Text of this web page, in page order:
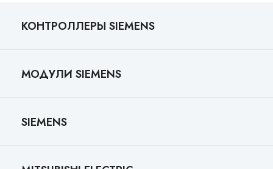
КОНТРОЛЛЕРЫ SIEMENS
МОДУЛИ SIEMENS
SIEMENS